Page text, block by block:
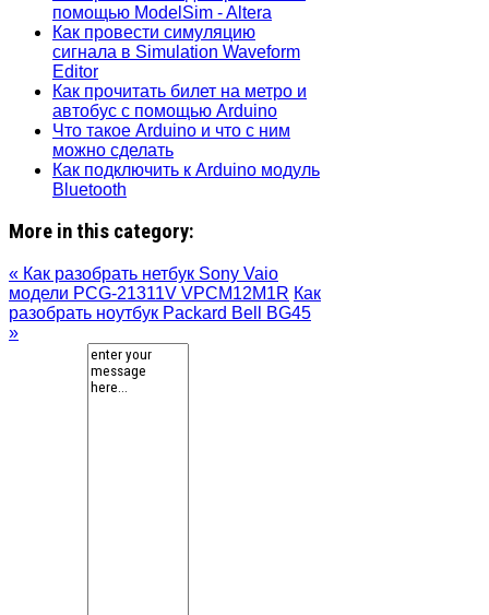
помощью ModelSim - Altera
Как провести симуляцию
сигнала в Simulation Waveform
Editor
Как прочитать билет на метро и
автобус с помощью Arduino
Что такое Arduino и что с ним
можно сделать
Как подключить к Arduino модуль
Bluetooth
More in this category:
« Как разобрать нетбук Sony Vaio
модели PCG-21311V VPCM12M1R Как
разобрать ноутбук Packard Bell BG45
»